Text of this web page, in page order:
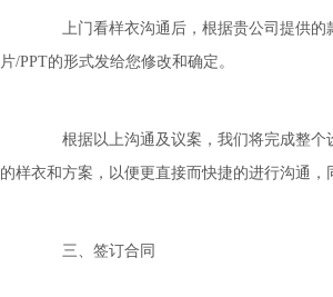
上门看样衣沟通后，根据贵公司提供的款
片/PPT的形式发给您修改和确定。
根据以上沟通及议案，我们将完成整个
的样衣和方案，以便更直接而快捷的进行沟通，
三、签订合同